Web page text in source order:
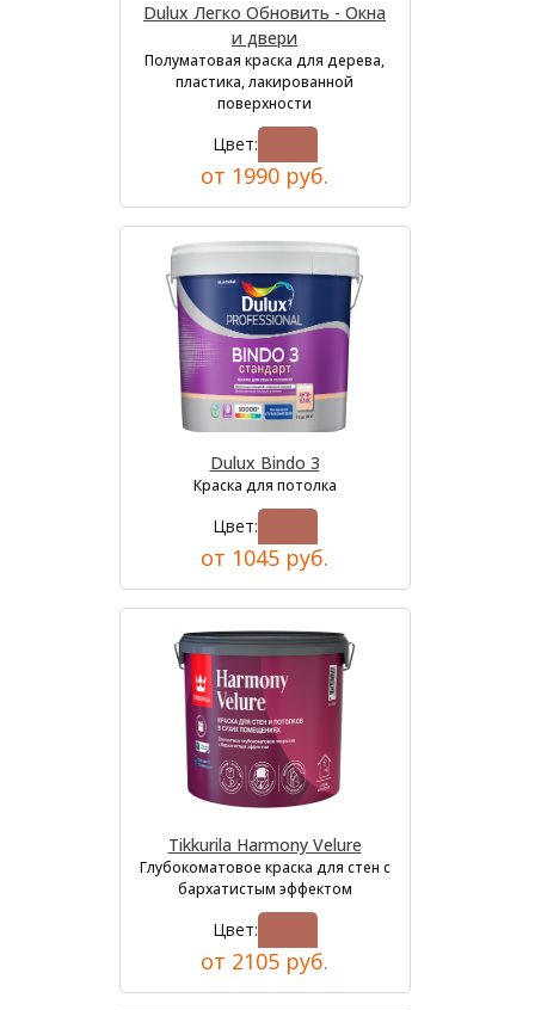
Dulux Легко Обновить - Окна
и двери
Полуматовая краска для дерева,
пластика, лакированной
поверхности
Цвет:
от 1990 руб.
Dulux Bindo 3
Краска для потолка
Цвет:
от 1045 руб.
Tikkurila Harmony Velure
Глубокоматовое краска для стен с
бархатистым эффектом
Цвет:
от 2105 руб.